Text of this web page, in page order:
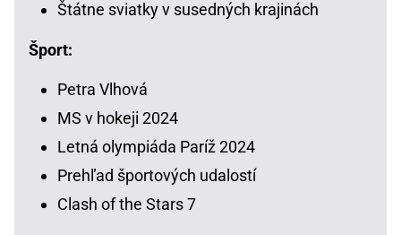
Štátne sviatky v susedných krajinách
Šport:
Petra Vlhová
MS v hokeji 2024
Letná olympiáda Paríž 2024
Prehľad športových udalostí
Clash of the Stars 7